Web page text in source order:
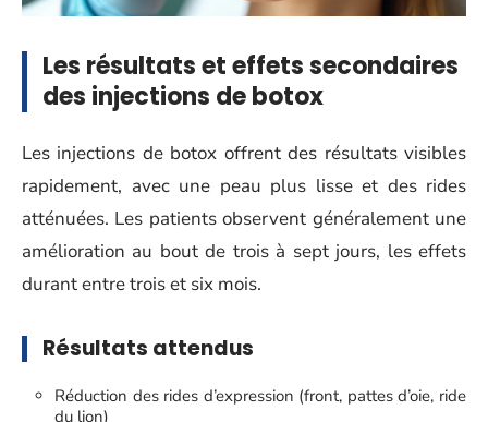
Les résultats et effets secondaires
des injections de botox
Les injections de botox offrent des résultats visibles
rapidement, avec une peau plus lisse et des rides
atténuées. Les patients observent généralement une
amélioration au bout de trois à sept jours, les effets
durant entre trois et six mois.
Résultats attendus
Réduction des rides d’expression (front, pattes d’oie, ride
du lion)